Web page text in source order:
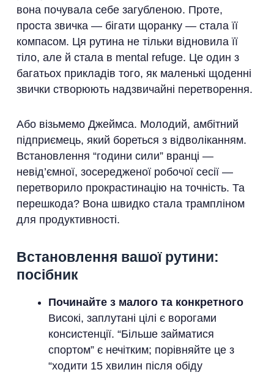
вона почувала себе загубленою. Проте,
проста звичка — бігати щоранку — стала її
компасом. Ця рутина не тільки відновила її
тіло, але й стала в mental refuge. Це один з
багатьох прикладів того, як маленькі щоденні
звички створюють надзвичайні перетворення.
Або візьмемо Джеймса. Молодий, амбітний
підприємець, який бореться з відволіканням.
Встановлення “години сили” вранці —
невід’ємної, зосередженої робочої сесії —
перетворило прокрастинацію на точність. Та
перешкода? Вона швидко стала трампліном
для продуктивності.
Встановлення вашої рутини:
посібник
Починайте з малого та конкретного
Високі, заплутані цілі є ворогами
консистенції. “Більше займатися
спортом” є нечітким; порівняйте це з
“ходити 15 хвилин після обіду